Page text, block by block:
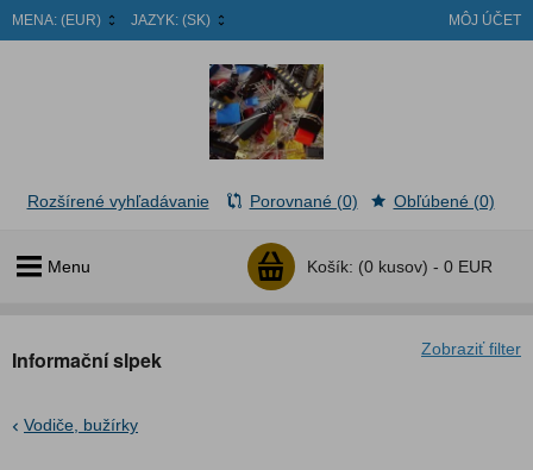
MENA: (EUR) JAZYK: (SK) MÔJ ÚČET
Menu Košík: (0 kusov) - 0 EUR
Rozšírené vyhľadávanie Porovnané (0) Obľúbené (0)
Zobraziť filter
Informační slpek
Vodiče, bužírky